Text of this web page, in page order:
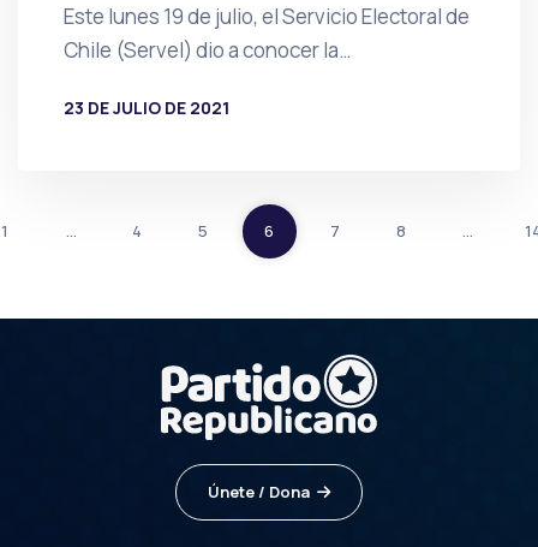
Este lunes 19 de julio, el Servicio Electoral de
Chile (Servel) dio a conocer la…
23 DE JULIO DE 2021
1 … 4 5 6 7 8 …
Únete / Dona